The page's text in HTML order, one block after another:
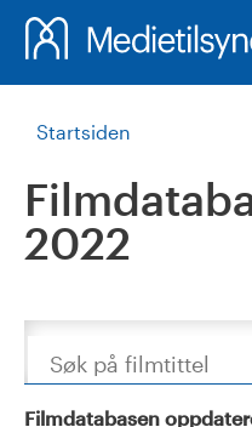
Startsiden
2022
Søk
Filmdatabasen